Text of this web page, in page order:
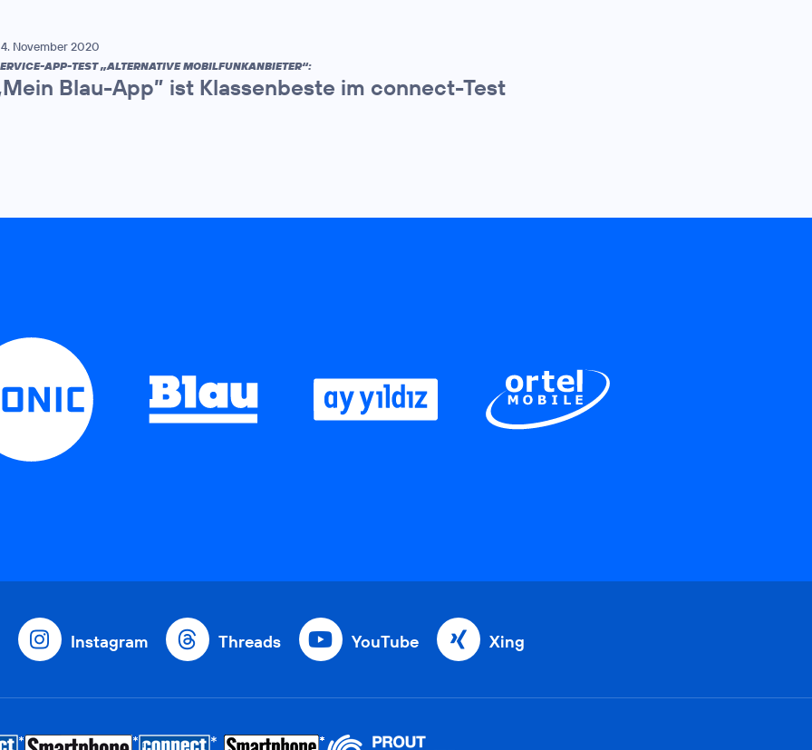
November 2020
APP-TEST „ALTERNATIVE MOBILFUNKANBIETER“:
Blau-App” ist Klassenbeste im connect-Test
Instagram Threads YouTube Xing